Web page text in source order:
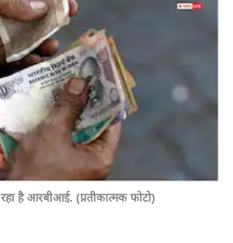
है आरबीआई. (प्रतीकात्मक फोटो)